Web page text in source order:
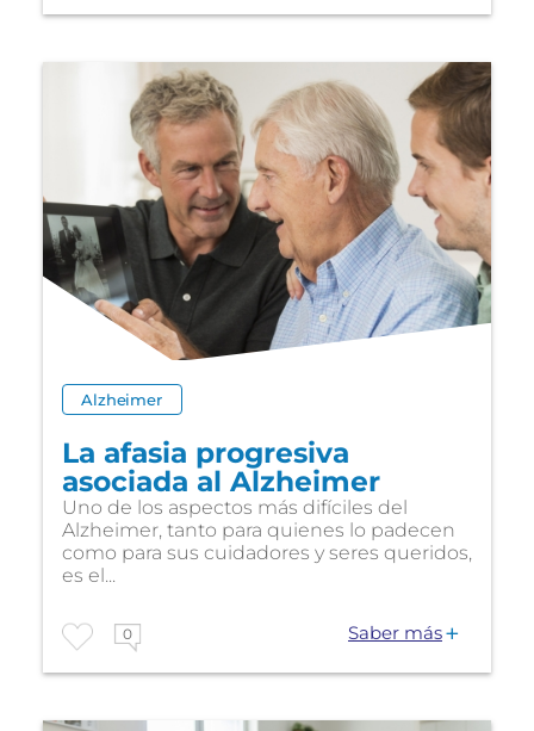
Alzheimer
La afasia progresiva
asociada al Alzheimer
Uno de los aspectos más difíciles del
Alzheimer, tanto para quienes lo padecen
como para sus cuidadores y seres queridos,
es el...
0 Saber más